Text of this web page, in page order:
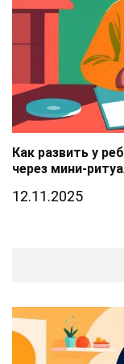
Как развить у
через мини-
12.11.2025